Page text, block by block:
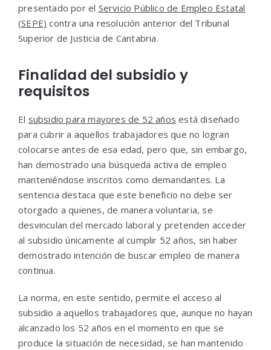
presentado por el Servicio Público de Empleo Estatal
(SEPE) contra una resolución anterior del Tribunal
Superior de Justicia de Cantabria.
Finalidad del subsidio y
requisitos
El subsidio para mayores de 52 años está diseñado
para cubrir a aquellos trabajadores que no logran
colocarse antes de esa edad, pero que, sin embargo,
han demostrado una búsqueda activa de empleo
manteniéndose inscritos como demandantes. La
sentencia destaca que este beneficio no debe ser
otorgado a quienes, de manera voluntaria, se
desvinculan del mercado laboral y pretenden acceder
al subsidio únicamente al cumplir 52 años, sin haber
demostrado intención de buscar empleo de manera
continua.
La norma, en este sentido, permite el acceso al
subsidio a aquellos trabajadores que, aunque no hayan
alcanzado los 52 años en el momento en que se
produce la situación de necesidad, se han mantenido